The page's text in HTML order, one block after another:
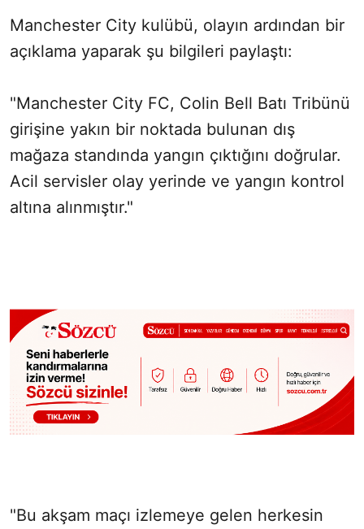
Manchester City kulübü, olayın ardından bir
açıklama yaparak şu bilgileri paylaştı:
"Manchester City FC, Colin Bell Batı Tribünü
girişine yakın bir noktada bulunan dış
mağaza standında yangın çıktığını doğrular.
Acil servisler olay yerinde ve yangın kontrol
altına alınmıştır."
"Bu akşam maçı izlemeye gelen herkesin